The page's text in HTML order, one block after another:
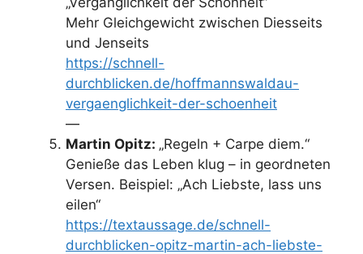
Mehr Gleichgewicht zwischen Diesseits
und Jenseits
https://schnell-
durchblicken.de/hoffmannswaldau-
vergaenglichkeit-der-schoenheit
—
Martin Opitz: „Regeln + Carpe diem.“
Genieße das Leben klug – in geordneten
Versen. Beispiel: „Ach Liebste, lass uns
eilen“
https://textaussage.de/schnell-
durchblicken-opitz-martin-ach-liebste-